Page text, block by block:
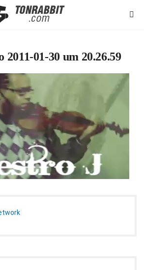
01-30 um 20.26.59